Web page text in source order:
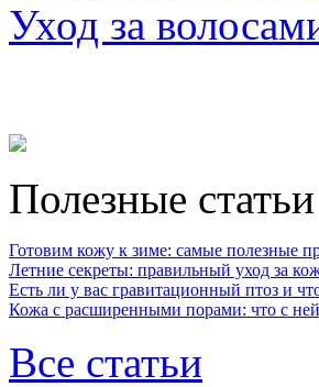
Уход за
Полезные статьи
Готовим кожу к зиме: самые полезные
Летние секреты: правильный уход за
Есть ли у вас гравитационный птоз и
Кожа с расширенными порами: что с ней
Все статьи